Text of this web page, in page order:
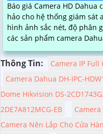
Báo giá Camera HD
hảo cho hệ thống giám sát an ninh
hình ảnh sắc nét, độ phân
các sản phẩm camera
cho người sử dụng
Thông Tin:
Camera IP Full
Camera Dahua DH-IPC-
Dome Hikvision DS-
2DE7A812MCG-EB
Camera Nên Lắp Cho Cửa